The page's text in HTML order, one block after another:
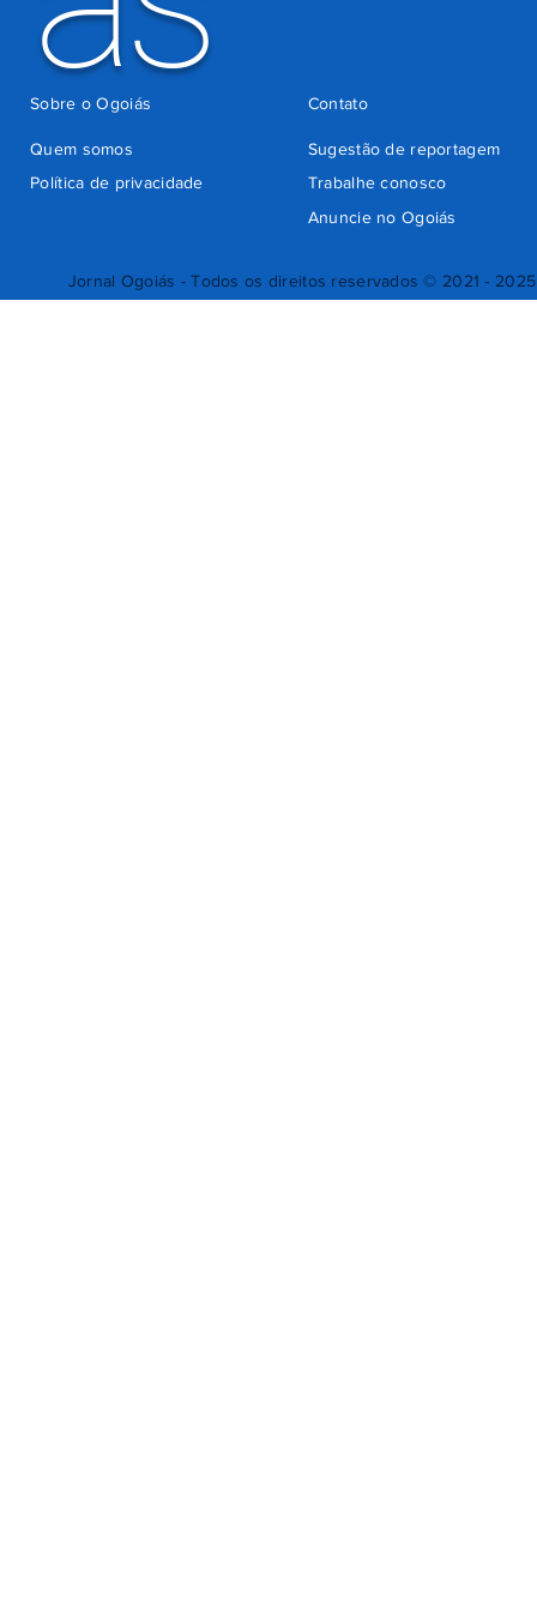
Jornal Ogoiás - Todos os direitos reservados © 2021 - 2025
Quem somos
Sugestão de reportagem
Trabalhe conosco
Política de privacidade
Anuncie no Ogoiás
Contato
Sobre o Ogoiás